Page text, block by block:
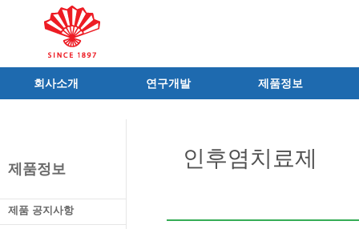
회사소개
사가
연구소/공장
가족친화우수기업
연구개발
조직 및 업무
기술혁신 네트워크
제품정보
전문의약품
의약외품
제품정보
제품 공지사항
인후염치료제